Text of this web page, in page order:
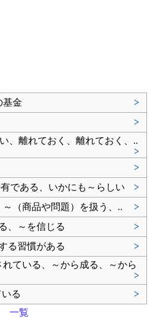
金
>
>
、離れておく、離れておく、..
>
>
である、いかにも～らしい
>
（商品や問題）を扱う、..
>
、～を信じる
>
る習慣がある
>
ている、～から成る、～から
>
る
>
一覧